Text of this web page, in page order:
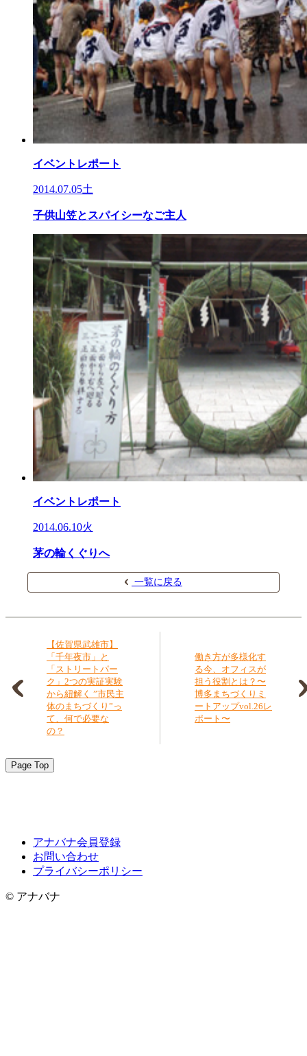
イベントレポート
2014.07.05土
子供山笠とスパイシーなご主人
イベントレポート
2014.06.10火
茅の輪くぐりへ
一覧に戻る
【佐賀県武雄市】
「千年夜市」と
「ストリートパー
ク」2つの実証実験
から紐解く ”市民主
体のまちづくり”っ
て、何で必要な
の？
働き方が多様化す
る今、オフィスが
担う役割とは？〜
博多まちづくりミ
ートアップvol.26レ
ポート〜
Page Top
アナバナ会員登録
お問い合わせ
プライバシーポリシー
© アナバナ